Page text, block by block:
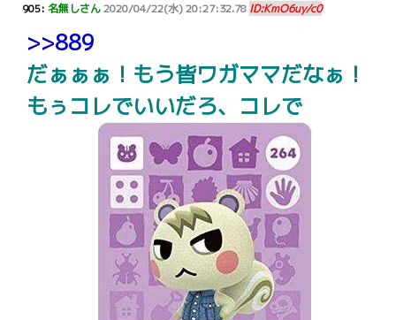
905: 名無しさん2020/04/22(水) 20:27:32.78 ID:KmO6uy/c0
>>889
だぁぁぁ！もう皆ワガママだなぁ！
もぅコレでいいだろ、コレで